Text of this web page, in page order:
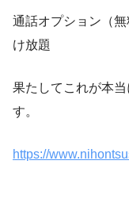
通話オプション（
け放題
果たしてこれが本
す。
https://